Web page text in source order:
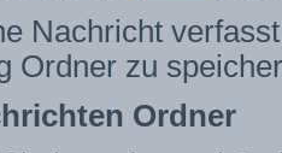
Nachricht
Ordner zu
Ordner